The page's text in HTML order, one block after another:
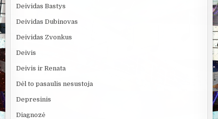
Deividas Bastys
Deividas Dubinovas
Deividas Zvonkus
Deivis
Deivis ir Renata
Dėl to pasaulis nesustoja
Depresinis
Diagnozė